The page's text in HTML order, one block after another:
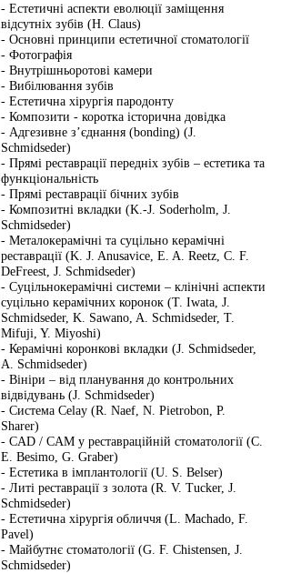
- Естетичні аспекти еволюції заміщення
відсутніх зубів (H. Claus)
- Основні принципи естетичної стоматології
- Фотографія
- Внутрішньоротові камери
- Вибілювання зубів
- Естетична хірургія пародонту
- Композити - коротка історична довідка
- Адгезивне з’єднання (bonding) (J.
Schmidseder)
- Прямі реставрації передніх зубів – естетика та
функціональність
- Прямі реставрації бічних зубів
- Композитні вкладки (K.-J. Soderholm, J.
Schmidseder)
- Металокерамічні та суцільно керамічні
реставрації (K. J. Anusavice, E. A. Reetz, C. F.
DeFreest, J. Schmidseder)
- Суцільнокерамічні системи – клінічні аспекти
суцільно керамічних коронок (T. Iwata, J.
Schmidseder, K. Sawano, A. Schmidseder, T.
Mifuji, Y. Miyoshi)
- Керамічні коронкові вкладки (J. Schmidseder,
A. Schmidseder)
- Вініри – від планування до контрольних
відвідувань (J. Schmidseder)
- Система Celay (R. Naef, N. Pietrobon, P.
Sharer)
- CAD / CAM у реставраційній стоматології (C.
E. Besimo, G. Graber)
- Естетика в імплантології (U. S. Belser)
- Литі реставрації з золота (R. V. Tucker, J.
Schmidseder)
- Естетична хірургія обличчя (L. Machado, F.
Pavel)
- Майбутнє стоматології (G. F. Chistensen, J.
Schmidseder)